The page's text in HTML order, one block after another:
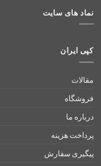
نماد های سایت
کپی ایران
مقالات
فروشگاه
درباره ما
پرداخت هزینه
پیگیری سفارش